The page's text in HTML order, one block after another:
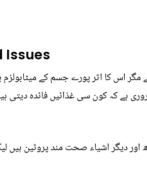
Issues
مگر اس کا اثر پورے جسم کے
ہے کہ کون سی غذائیں فائدہ
دیگر اشیاء صحت مند پروٹین ہیں